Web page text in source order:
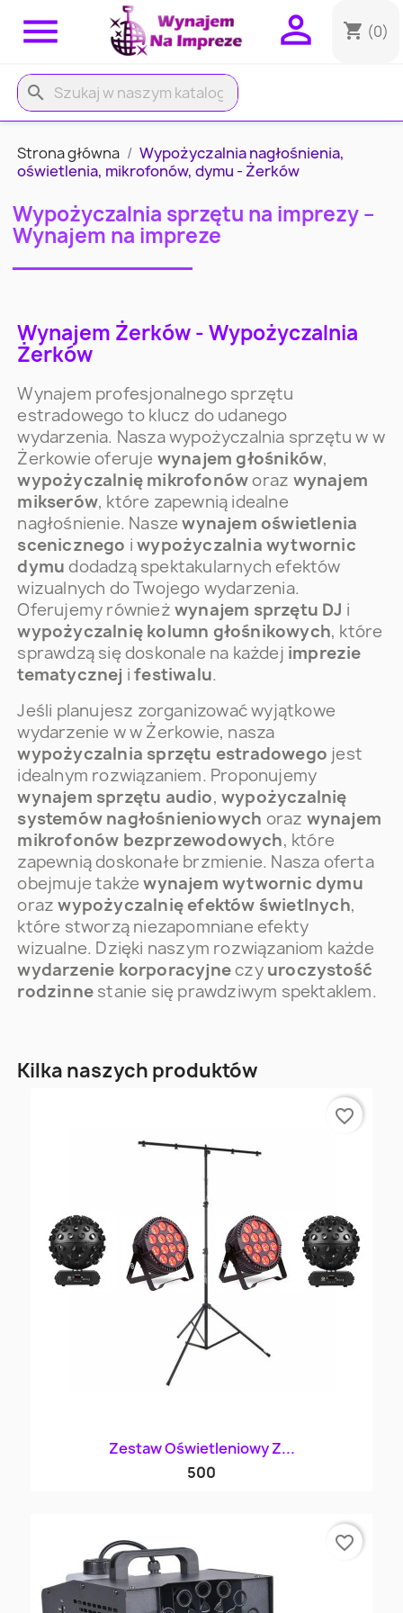
 shopping_cart (0)

search
Strona główna
Wypożyczalnia nagłośnienia,
oświetlenia, mikrofonów, dymu - Żerków
Wypożyczalnia sprzętu na imprezy –
Wynajem na impreze
Wynajem Żerków - Wypożyczalnia
Żerków
Wynajem profesjonalnego sprzętu
estradowego to klucz do udanego
wydarzenia. Nasza wypożyczalnia sprzętu w w
Żerkowie oferuje wynajem głośników,
wypożyczalnię mikrofonóworaz wynajem
mikserów, które zapewnią idealne
nagłośnienie. Naszewynajem oświetlenia
scenicznego iwypożyczalnia wytwornic
dymu dodadzą spektakularnych efektów
wizualnych do Twojego wydarzenia.
Oferujemy równieżwynajem sprzętu DJ i
wypożyczalnię kolumn głośnikowych, które
sprawdzą się doskonale na każdej imprezie
tematycznej ifestiwalu.
Jeśli planujesz zorganizować wyjątkowe
wydarzenie w w Żerkowie, nasza
wypożyczalnia sprzętu estradowego jest
idealnym rozwiązaniem. Proponujemy
wynajem sprzętu audio,wypożyczalnię
systemów nagłośnieniowych oraz wynajem
mikrofonów bezprzewodowych, które
zapewnią doskonałe brzmienie. Nasza oferta
obejmuje takżewynajem wytwornic dymu
orazwypożyczalnię efektów świetlnych,
które stworzą niezapomniane efekty
wizualne. Dzięki naszym rozwiązaniom każde
wydarzenie korporacyjneczy uroczystość
rodzinne stanie się prawdziwym spektaklem.
Kilka naszych produktów
Zestaw Oświetleniowy Z...
500
favorite_border
favorite_border